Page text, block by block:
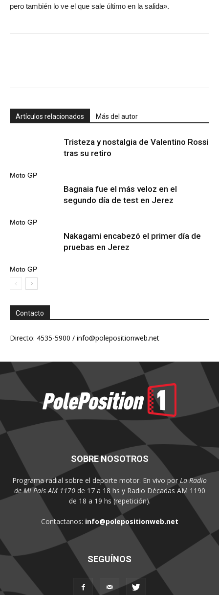
pero también lo ve el que sale último en la salida».
Artículos relacionados Más del autor
Moto GP
Tristeza y nostalgia de Valentino Rossi
tras su retiro
Moto GP
Bagnaia fue el más veloz en el
segundo día de test en Jerez
Moto GP
Nakagami encabezó el primer día de
pruebas en Jerez
Contacto
Directo: 4535-5900 / info@polepositionweb.net
SOBRE NOSOTROS
Programa radial sobre el deporte motor. En vivo por La Radio
de Mi País AM 1170de 17 a 18 hs y Radio Décadas AM 1190
de 18 a 19 hs (repetición).
Contactanos: info@polepositionweb.net
SEGUÍNOS